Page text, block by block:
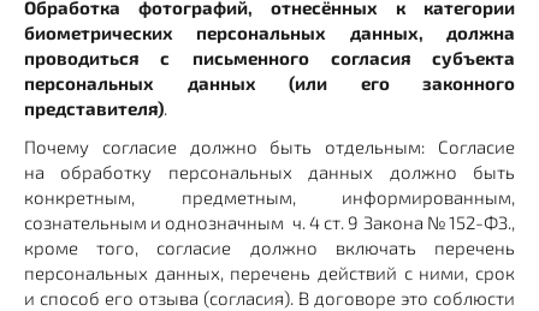
Обработка фотографий, отнесённых к категории
биометрических персональных данных, должна
проводиться с письменного согласия субъекта
персональных данных (или его законного
представителя).
Почему согласие должно быть отдельным: Согласие
на обработку персональных данных должно быть
конкретным, предметным, информированным,
сознательным и однозначным ч. 4 ст. 9 Закона № 152-ФЗ.,
кроме того, согласие должно включать перечень
персональных данных, перечень действий с ними, срок
и способ его отзыва (согласия). В договоре это соблюсти